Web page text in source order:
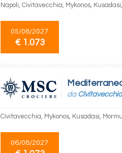
Napoli, Civitavecchia, Mykonos,
05/08/2027
€ 1.073
da Civitavecchia
Civitavecchia, Mykonos, Kusadasi,
06/08/2027